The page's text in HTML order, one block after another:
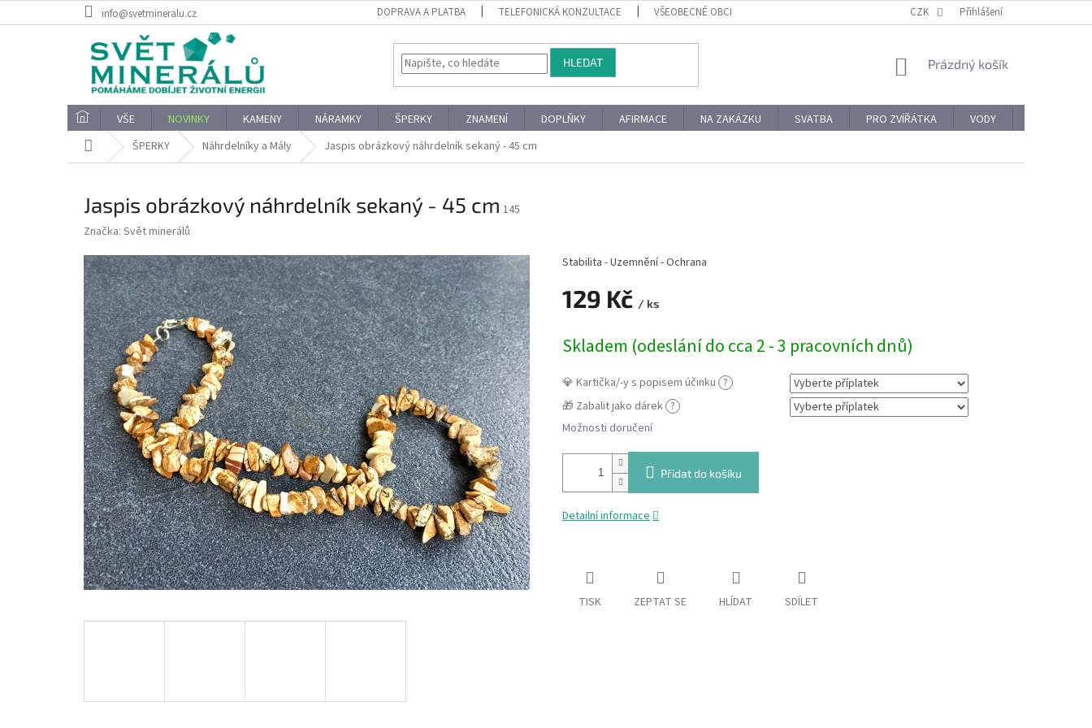
na
info@svetmineralu.cz DOPRAVA A PLATBA TELEFONICKÁ KONZULTACE VŠEOBECNÉ OBCHODNÍ PODMÍNKY REKLAMACE A VRÁCENÍ ZBOŽÍ
CZK Přihlášení
HLEDAT
NÁKUPNÍ
Prázdný košík
VŠE NOVINKY KAMENY NÁRAMKY ŠPERKY ZNAMENÍ DOPLŇKY AFIRMACE NA ZAKÁZKU SVATBA PRO ZVÍŘÁTKA VODY
Domů ŠPERKY Náhrdelníky a Mály Jaspis obrázkový náhrdelník sekaný - 45 cm
Jaspis obrázkový náhrdelník sekaný - 45 cm 145
Značka: Svět minerálů
129 Kč / ks
cena:
Skladem (odeslání do cca 2 - 3 pracovních dnů)
💎 Kartička/-y s popisem účinku ?
🎁 Zabalit jako dárek ?
Možnosti doručení
Přidat do košíku
Stabilita - Uzemnění - Ochrana
Detailní informace
TISK ZEPTAT SE HLÍDAT SDÍLET